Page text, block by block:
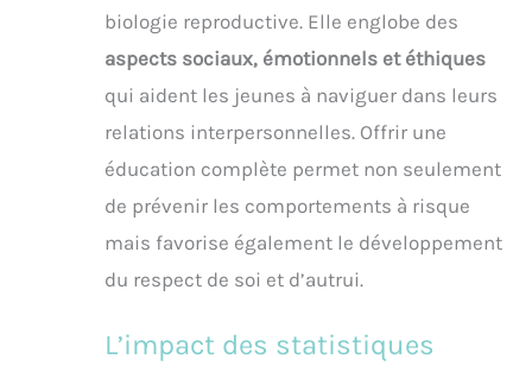
biologie reproductive. Elle englobe des
aspects sociaux, émotionnels et éthiques
qui aident les jeunes à naviguer dans leurs
relations interpersonnelles. Offrir une
éducation complète permet non seulement
de prévenir les comportements à risque
mais favorise également le développement
du respect de soi et d’autrui.
L’impact des statistiques